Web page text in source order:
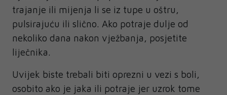
trajanje ili mijenja li se iz tupe u oštru,
pulsirajuću ili slično. Ako potraje dulje od
nekoliko dana nakon vježbanja, posjetite
liječnika.
Uvijek biste trebali biti oprezni u vezi s boli,
osobito ako je jaka ili potraje jer uzrok tome